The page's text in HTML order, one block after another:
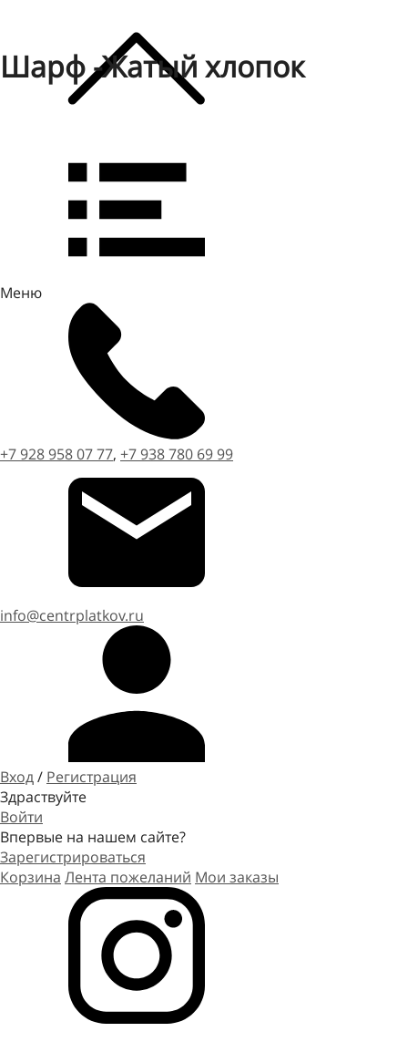
Меню
+7 928 958 07 77, +7 938 780 69 99
info@centrplatkov.ru
Вход/ Регистрация
Здраствуйте
Войти
Впервые на нашем сайте?
Зарегистрироваться
Корзина Лента пожеланий Мои заказы
Шарф -Жатый хлопок